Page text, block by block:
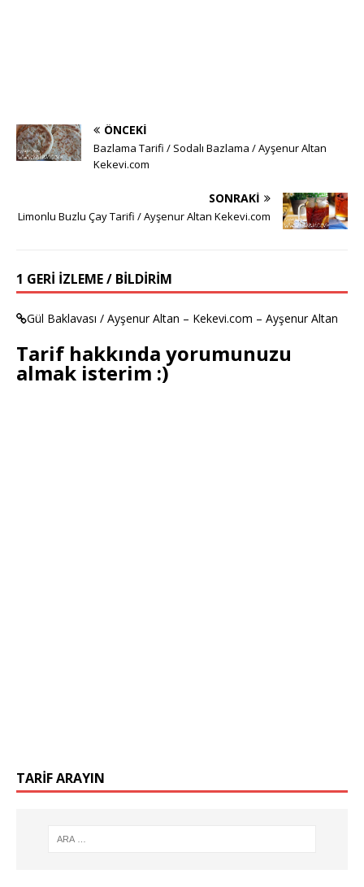
ÖNCEKI
Bazlama Tarifi / Sodalı Bazlama / Ayşenur Altan
Kekevi.com
SONRAKI
Limonlu Buzlu Çay Tarifi / Ayşenur Altan Kekevi.com
1 GERI IZLEME / BILDIRIM
Gül Baklavası / Ayşenur Altan – Kekevi.com – Ayşenur Altan
Tarif hakkında yorumunuzu
almak isterim :)
TARIF ARAYIN